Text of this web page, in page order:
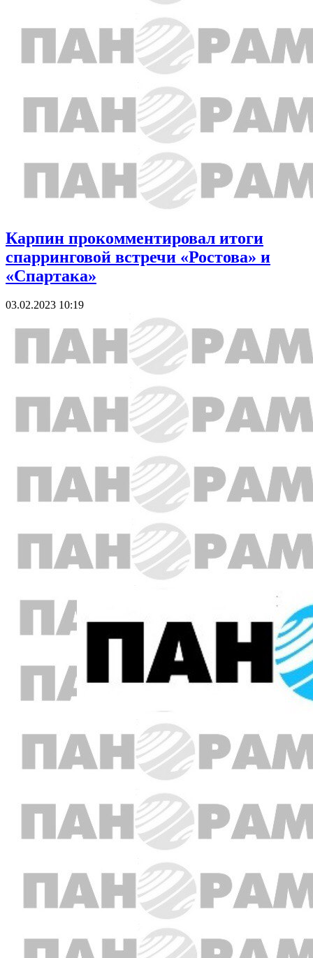
Карпин прокомментировал итоги
спарринговой встречи «Ростова» и
«Спартака»
03.02.2023 10:19